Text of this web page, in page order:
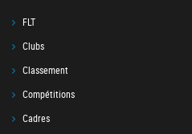
FLT
Clubs
Classement
Compétitions
Cadres